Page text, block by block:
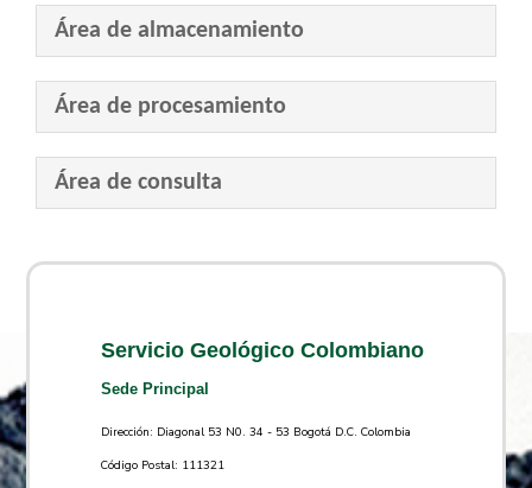
Área de almacenamiento
Área de procesamiento
Área de consulta
Servicio Geológico Colombiano
Sede Principal
Dirección: Diagonal 53 N0. 34 - 53 Bogotá D.C. Colombia
Código Postal: 111321